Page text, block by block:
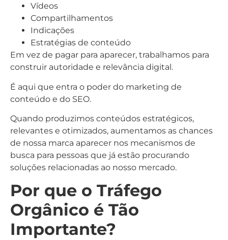
Vídeos
Compartilhamentos
Indicações
Estratégias de conteúdo
Em vez de pagar para aparecer, trabalhamos para
construir autoridade e relevância digital.
É aqui que entra o poder do marketing de
conteúdo e do SEO.
Quando produzimos conteúdos estratégicos,
relevantes e otimizados, aumentamos as chances
de nossa marca aparecer nos mecanismos de
busca para pessoas que já estão procurando
soluções relacionadas ao nosso mercado.
Por que o Tráfego
Orgânico é Tão
Importante?